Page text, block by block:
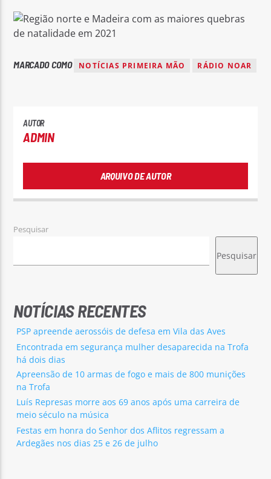
MARCADO COMO NOTÍCIAS PRIMEIRA MÃO RÁDIO NOAR
AUTOR
ADMIN
ARQUIVO DE AUTOR
Pesquisar
Pesquisar
NOTÍCIAS RECENTES
PSP apreende aerossóis de defesa em Vila das Aves
Encontrada em segurança mulher desaparecida na Trofa
há dois dias
Apreensão de 10 armas de fogo e mais de 800 munições
na Trofa
Luís Represas morre aos 69 anos após uma carreira de
meio século na música
Festas em honra do Senhor dos Aflitos regressam a
Ardegães nos dias 25 e 26 de julho